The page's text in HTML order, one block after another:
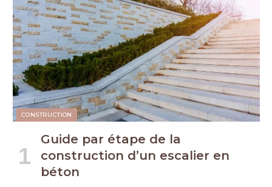
CONSTRUCTION
Guide par étape de la
construction d’un escalier en
béton